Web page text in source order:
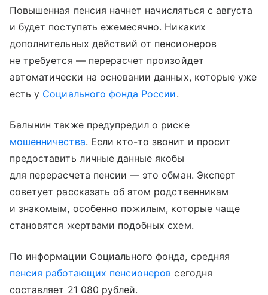
Повышенная пенсия начнет начисляться с августа
и будет поступать ежемесячно. Никаких
дополнительных действий от пенсионеров
не требуется — перерасчет произойдет
автоматически на основании данных, которые уже
есть у Социального фонда России.
Балынин также предупредил о риске
мошенничества. Если кто-то звонит и просит
предоставить личные данные якобы
для перерасчета пенсии — это обман. Эксперт
советует рассказать об этом родственникам
и знакомым, особенно пожилым, которые чаще
становятся жертвами подобных схем.
По информации Социального фонда, средняя
пенсия работающих пенсионеров сегодня
составляет 21 080 рублей.